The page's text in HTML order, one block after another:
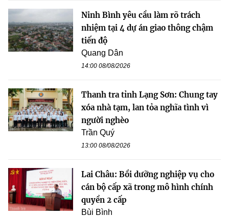
Ninh Bình yêu cầu làm rõ trách
nhiệm tại 4 dự án giao thông chậm
tiến độ
Quang Dân
14:00 08/08/2026
Thanh tra tỉnh Lạng Sơn: Chung tay
xóa nhà tạm, lan tỏa nghĩa tình vì
người nghèo
Trần Quý
13:00 08/08/2026
Lai Châu: Bồi dưỡng nghiệp vụ cho
cán bộ cấp xã trong mô hình chính
quyền 2 cấp
Bùi Bình